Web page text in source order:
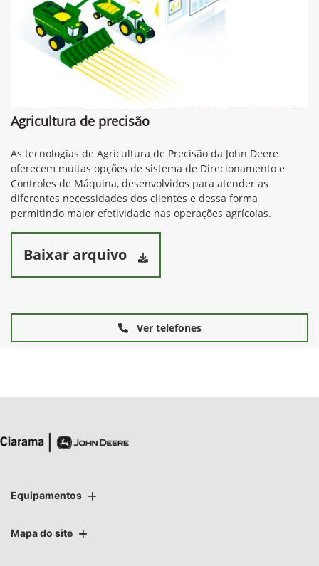
Agricultura de precisão
As tecnologias de Agricultura de Precisão da John Deere
oferecem muitas opções de sistema de Direcionamento e
Controles de Máquina, desenvolvidos para atender as
diferentes necessidades dos clientes e dessa forma
permitindo maior efetividade nas operações agrícolas.
Baixar arquivo
Ver telefones
Equipamentos
Mapa do site